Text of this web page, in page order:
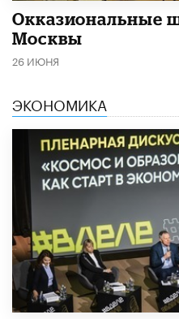
​Окказиональные
Москвы
26 ИЮНЯ
ЭКОНОМИКА